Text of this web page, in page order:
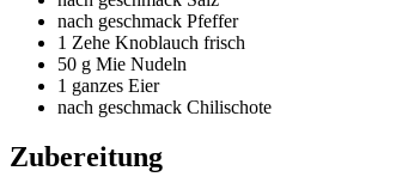
nach geschmack Pfeffer
1 Zehe Knoblauch frisch
50 g Mie Nudeln
1 ganzes Eier
nach geschmack Chilischote
Zubereitung